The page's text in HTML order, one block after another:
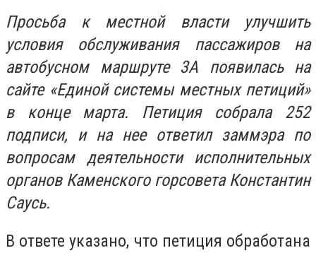
Просьба к местной власти улучшить
условия обслуживания пассажиров на
автобусном маршруте 3А появилась на
сайте «Единой системы местных петиций»
в конце марта. Петиция собрала 252
подписи, и на нее ответил заммэра по
вопросам деятельности исполнительных
органов Каменского горсовета Константин
Саусь.
В ответе указано, что петиция обработана